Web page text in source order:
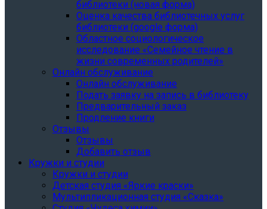
библиотеки (новая форма)
Oценка качества библиотечных услуг
библиотеки (google форма)
Областное социологическое
исследование «Семейное чтение в
жизни современных родителей»
Онлайн обслуживание
Онлайн обслуживание
Подать заявку на запись в библиотеку
Предварительный заказ
Продление книги
Отзывы
Отзывы
Добавить отзыв
Кружки и студии
Кружки и студии
Детская студия «Яркие краски»
Мультипликационная студия «Сказка»